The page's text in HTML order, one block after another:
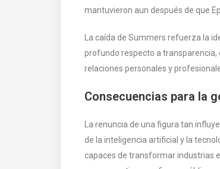
mantuvieron aun después de que
La caída de Summers refuerza la
profundo respecto a transparencia,
relaciones personales y
Consecuencias para la
La renuncia de una figura tan
de la inteligencia artificial y la
capaces de transformar industrias